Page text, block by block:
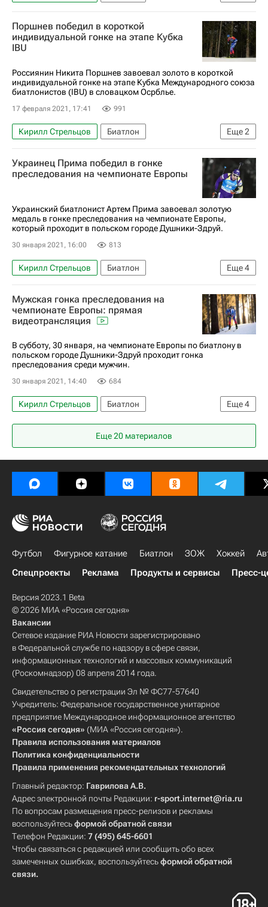
Семён Сучилов
Никита Поршнев
Поршнев победил в короткой
индивидуальной гонке на этапе Кубка
IBU
Россиянин Никита Поршнев завоевал золото в короткой
индивидуальной гонке на этапе Кубка Международного союза
биатлонистов (IBU) в словацком Осрблье.
17 февраля 2021, 17:41 991
Еще2
Кирилл Стрельцов
Биатлон
Семён Сучилов
Никита Поршнев
Украинец Прима победил в гонке
преследования на чемпионате Европы
Украинский биатлонист Артем Прима завоевал золотую
медаль в гонке преследования на чемпионате Европы,
который проходит в польском городе Душники-Здруй.
30 января 2021, 16:00 813
Еще4
Кирилл Стрельцов
Биатлон
Чемпионат Европы по биатлону
Семён Сучилов
Артём Прима
Михал Крчмар
Мужская гонка преследования на
чемпионате Европы: прямая
видеотрансляция
В субботу, 30 января, на чемпионате Европы по биатлону в
польском городе Душники-Здруй проходит гонка
преследования среди мужчин.
30 января 2021, 14:40 684
Еще4
Кирилл Стрельцов
Биатлон
Сборная России по биатлону
Чемпионат Европы по биатлону
Мужская сборная России по биатлону
Никита Поршнев
Еще 20 материалов
Футбол Фигурное катание Биатлон ЗОЖ Хоккей
Спецпроекты
Реклама Продукты и сервисы Пресс-
Версия 2023.1 Beta
© 2026 МИА «Россия сегодня»
Вакансии
Сетевое издание РИА Новости зарегистрировано
в Федеральной службе по надзору в сфере связи,
информационных технологий и массовых коммуникаций
(Роскомнадзор) 08 апреля 2014 года.
Свидетельство о регистрации Эл № ФС77-57640
Учредитель: Федеральное государственное унитарное
предприятие Международное информационное агентство
«Россия сегодня» (МИА «Россия сегодня»).
Правила использования материалов
Политика конфиденциальности
Правила применения рекомендательных технологий
Главный редактор: Гаврилова А.В.
Адрес электронной почты Редакции: r-sport.internet@ria.ru
По вопросам размещения пресс-релизов и рекламы
воспользуйтесьформой обратной связи
Телефон Редакции: 7 (495) 645-6601
Чтобы связаться с редакцией или сообщить обо всех
замеченных ошибках, воспользуйтесьформой обратной
связи.